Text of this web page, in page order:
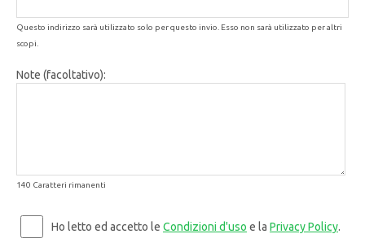
Questo indirizzo sarà utilizzato solo per questo invio. Esso non sarà utilizzato per altri
scopi.
Note (facoltativo):
140 Caratteri rimanenti
Ho letto ed accetto le Condizioni d'uso e la Privacy Policy.